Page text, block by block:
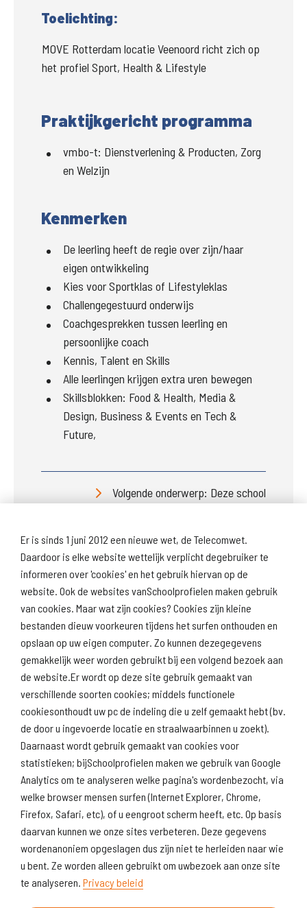
Er is sinds 1 juni 2012 een nieuwe wet, de Telecomwet.
Daardoor is elke website wettelijk verplicht degebruiker te
informeren over 'cookies' en het gebruik hiervan op de
website. Ook de websites vanSchoolprofielen maken gebruik
van cookies. Maar wat zijn cookies? Cookies zijn kleine
bestanden dieuw voorkeuren tijdens het surfen onthouden en
opslaan op uw eigen computer. Zo kunnen dezegegevens
gemakkelijk weer worden gebruikt bij een volgend bezoek aan
de website.Er wordt op deze site gebruik gemaakt van
verschillende soorten cookies; middels functionele
cookiesonthoudt uw pc de indeling die u zelf gemaakt hebt (bv.
de door u ingevoerde locatie en straalwaarbinnen u zoekt).
Daarnaast wordt gebruik gemaakt van cookies voor
statistieken; bijSchoolprofielen maken we gebruik van Google
Analytics om te analyseren welke pagina's wordenbezocht, via
welke browser mensen surfen (Internet Explorer, Chrome,
Firefox, Safari, etc), of u eengroot scherm heeft, etc. Op basis
daarvan kunnen we onze sites verbeteren. Deze gegevens
wordenanoniem opgeslagen dus zijn niet te herleiden naar wie
u bent. Ze worden alleen gebruikt om uwbezoek aan onze site
te analyseren. Privacy beleid
Toelichting:
MOVE Rotterdam locatie Veenoord richt zich op
het profiel Sport, Health & Lifestyle
Praktijkgericht programma
vmbo-t: Dienstverlening & Producten, Zorg
en Welzijn
Kenmerken
De leerling heeft de regie over zijn/haar
eigen ontwikkeling
Kies voor Sportklas of Lifestyleklas
Challengegestuurd onderwijs
Coachgesprekken tussen leerling en
persoonlijke coach
Kennis, Talent en Skills
Alle leerlingen krijgen extra uren bewegen
Skillsblokken: Food & Health, Media &
Design, Business & Events en Tech &
Future,
Volgende onderwerp: Deze school
Download
schoolprofiel
Naar
schoolresultaten
Naar scholenopdekaart.nl